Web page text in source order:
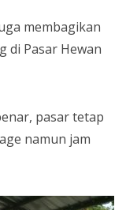
membagikan
di Pasar Hewan
pasar tetap
namun jam